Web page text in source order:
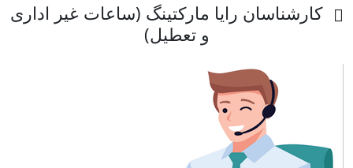
کارشناسان رایا مارکتینگ (ساعات غیر اداری
و تعطیل)